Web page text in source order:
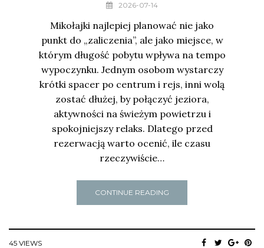
2026-07-14
Mikołajki najlepiej planować nie jako
punkt do „zaliczenia”, ale jako miejsce, w
którym długość pobytu wpływa na tempo
wypoczynku. Jednym osobom wystarczy
krótki spacer po centrum i rejs, inni wolą
zostać dłużej, by połączyć jeziora,
aktywności na świeżym powietrzu i
spokojniejszy relaks. Dlatego przed
rezerwacją warto ocenić, ile czasu
rzeczywiście…
CONTINUE READING
45 VIEWS